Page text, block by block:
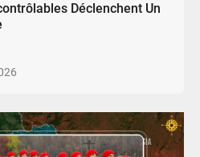
Déclenchent Un